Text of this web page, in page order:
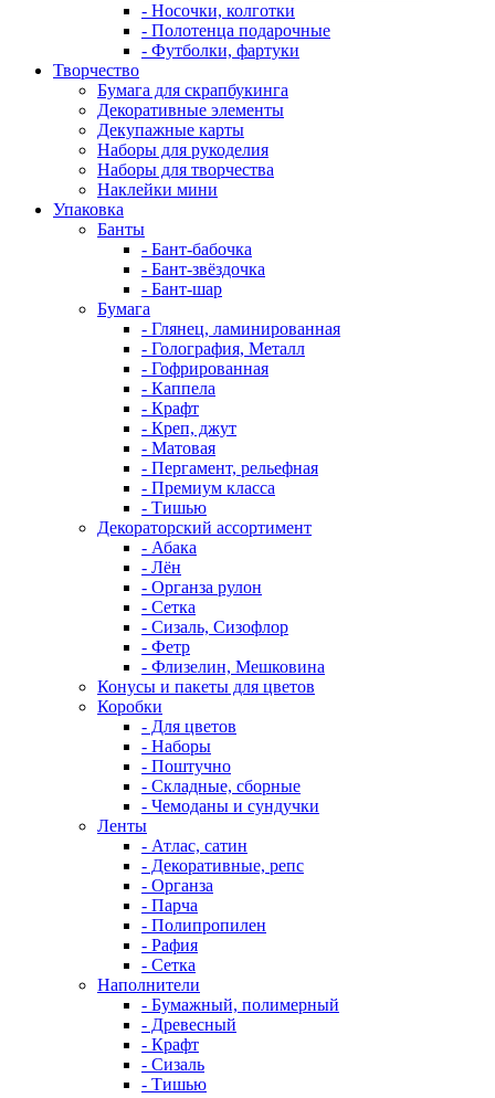
- Носочки, колготки
- Полотенца подарочные
- Футболки, фартуки
Творчество
Бумага для скрапбукинга
Декоративные элементы
Декупажные карты
Наборы для рукоделия
Наборы для творчества
Наклейки мини
Упаковка
Банты
- Бант-бабочка
- Бант-звёздочка
- Бант-шар
Бумага
- Глянец, ламинированная
- Голография, Металл
- Гофрированная
- Каппела
- Крафт
- Креп, джут
- Матовая
- Пергамент, рельефная
- Премиум класса
- Тишью
Декораторский ассортимент
- Абака
- Лён
- Органза рулон
- Сетка
- Сизаль, Сизофлор
- Фетр
- Флизелин, Мешковина
Конусы и пакеты для цветов
Коробки
- Для цветов
- Наборы
- Поштучно
- Складные, сборные
- Чемоданы и сундучки
Ленты
- Атлас, сатин
- Декоративные, репс
- Органза
- Парча
- Полипропилен
- Рафия
- Сетка
Наполнители
- Бумажный, полимерный
- Древесный
- Крафт
- Сизаль
- Тишью